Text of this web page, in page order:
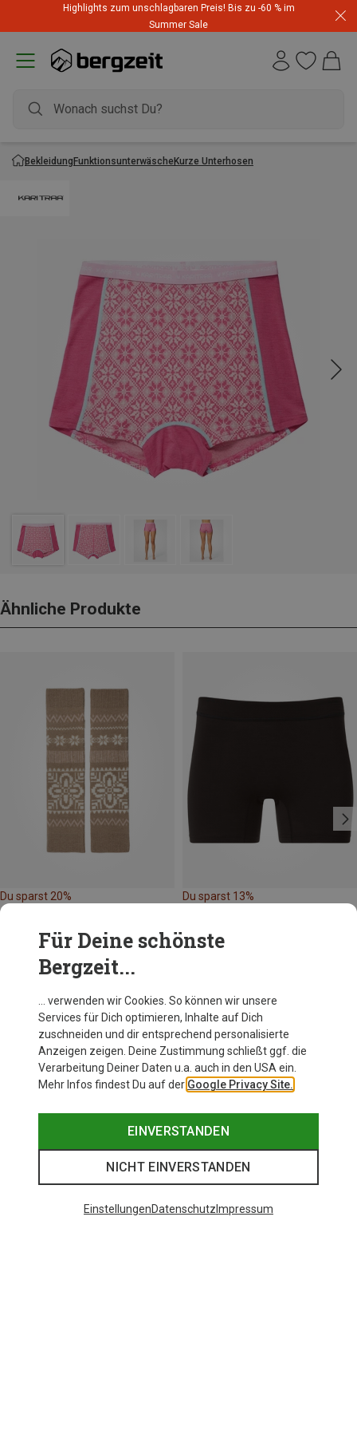
Highlights zum unschlagbaren Preis! Bis zu -60 % im
Summer Sale
BekleidungFunktionsunterwäscheKurze Unterhosen
Ähnliche Produkte
Du sparst 20% Du sparst 13%
Andere Kunden kauften auch
Für Deine schönste
Bergzeit...
… verwenden wir Cookies. So können wir unsere
Services für Dich optimieren, Inhalte auf Dich
zuschneiden und dir entsprechend personalisierte
Anzeigen zeigen. Deine Zustimmung schließt ggf. die
Verarbeitung Deiner Daten u.a. auch in den USA ein.
Mehr Infos findest Du auf der Google Privacy Site.
EINVERSTANDEN
NICHT EINVERSTANDEN
EinstellungenDatenschutz Impressum